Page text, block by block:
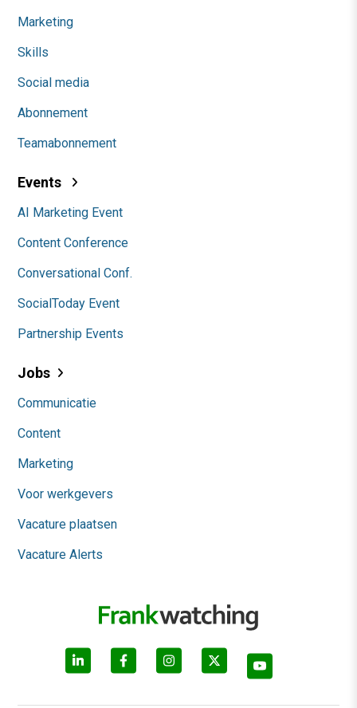
Marketing
Skills
Social media
Abonnement
Teamabonnement
Events
AI Marketing Event
Content Conference
Conversational Conf.
SocialToday Event
Partnership Events
Jobs
Communicatie
Content
Marketing
Voor werkgevers
Vacature plaatsen
Vacature Alerts